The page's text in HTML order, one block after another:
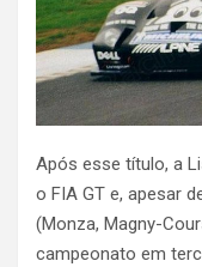
Após esse título, a
o FIA GT e, apesar
(Monza, Magny-
campeonato em